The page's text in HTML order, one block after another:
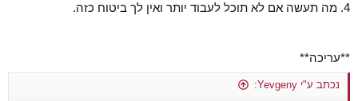
4. מה תעשה אם לא תוכל לעבוד יותר ואין לך ביטוח כזה.
**עריכה**
נכתב ע"י Yevgeny: